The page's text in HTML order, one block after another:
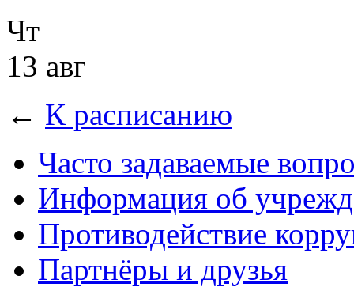
Чт
13 авг
← К расписанию
Часто задаваемые
Информация об
Противодействие
Партнёры и друзья